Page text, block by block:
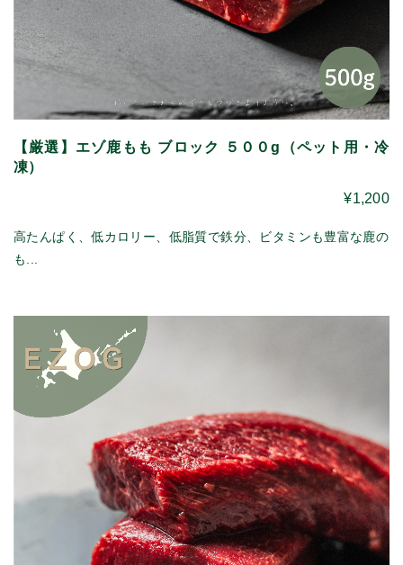
【厳選】エゾ鹿もも ブロック ５００g（ペット用・冷
凍）
¥1,200
高たんぱく、低カロリー、低脂質で鉄分、ビタミンも豊富な鹿の
も...